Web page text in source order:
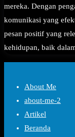
mereka. Dengan
komunikasi yang
pesan positif yang
kehidupan, baik
About Me
about-me-2
Artikel
Beranda